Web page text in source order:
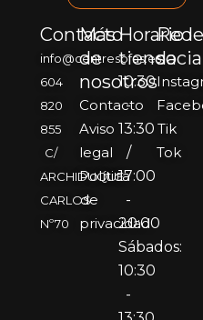
Contacto
info@centresofas.es
604
820
855
C/
ARCHIDUQUE
CARLOS
Nº70
Más
de
nosotros
Contacto
Aviso
legal
Política
de
privacidad
Horario
tienda
10:30
-
13:30
/
17:00
-
20:00
Sábados:
10:30
-
Tik
Tok